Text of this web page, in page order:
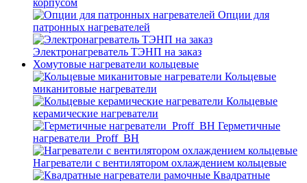
корпусом
Опции для
патронных нагревателей
Электронагреватель ТЭНП на заказ
Хомутовые нагреватели кольцевые
Кольцевые
миканитовые нагреватели
Кольцевые
керамические нагреватели
Герметичные
нагреватели_Proff_BH
Нагреватели с вентилятором охлаждением кольцевые
Квадратные